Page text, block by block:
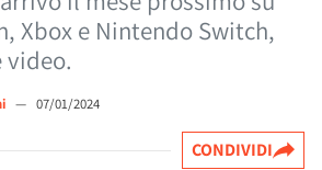
Xbox e Nintendo Switch,
video.
— 07/01/2024
CONDIVIDI